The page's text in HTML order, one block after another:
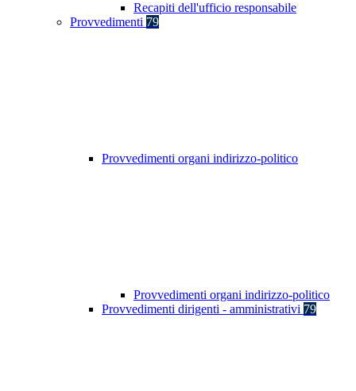
Recapiti dell'ufficio responsabile
Provvedimenti 79
Provvedimenti organi indirizzo-politico
Provvedimenti organi indirizzo-politico
Provvedimenti dirigenti - amministrativi 79